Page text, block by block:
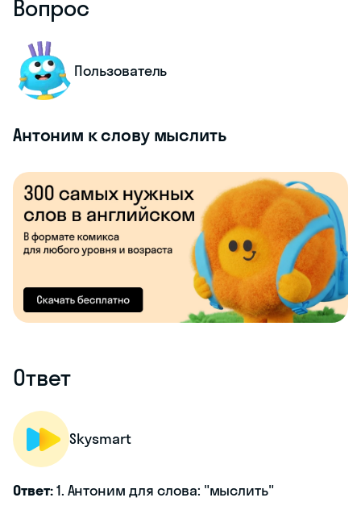
Вопрос
Пользователь
Антоним к слову мыслить
Ответ
Skysmart
Ответ:1. Антоним для слова: "мыслить"